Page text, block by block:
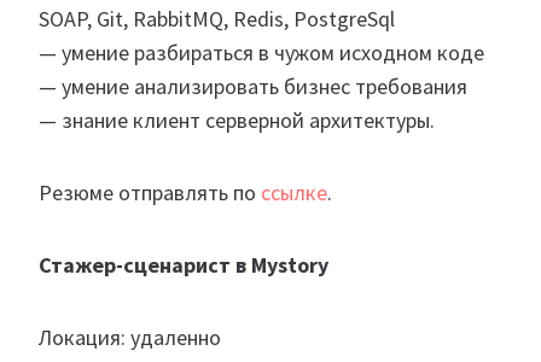
SOAP, Git, RabbitMQ, Redis, PostgreSql
— умение разбираться в чужом исходном коде
— умение анализировать бизнес требования
— знание клиент серверной архитектуры.
Резюме отправлять по ссылке.
Стажер-сценарист в Mystory
Локация: удаленно